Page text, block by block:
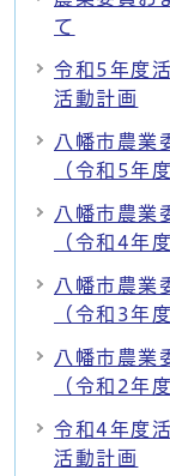
て
令和5年度
活動計画
八幡市農業
（令和5年度
八幡市農業
（令和4年度
八幡市農業
（令和3年度
八幡市農業
（令和2年度
令和4年度
活動計画